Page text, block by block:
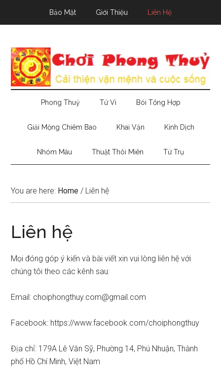
Bảo Mật Giới Thiệu Liên Hệ
Phong Thuỷ Tử Vi Bói Tổng Hợp
Giải Mộng Chiêm Bao Khai Vận Kinh Dịch
Nhóm Máu Thuật Thôi Miên Tứ Trụ
You are here: Home / Liên hệ
Liên hệ
Mọi đóng góp ý kiến và bài viết xin vui lòng liên hệ với
chúng tôi theo các kênh sau:
Email: choiphongthuy.com@gmail.com
Facebook: https://www.facebook.com/choiphongthuy
Địa chỉ: 179A Lê Văn Sỹ, Phường 14, Phú Nhuận, Thành
phố Hồ Chí Minh, Việt Nam